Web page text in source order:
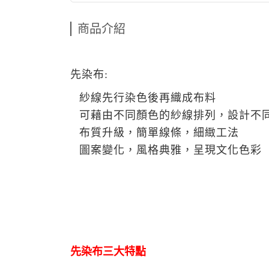
商品介紹
先染布:
紗線先行染色後再織成布料
可藉由不同顏色的紗線排列，設計不
布質升級，簡單線條，細緻工法
圖案變化，風格典雅，呈現文化色彩
先染布三大特點